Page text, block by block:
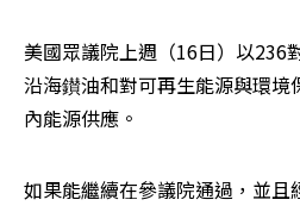
美國眾議院上週（16日）以236
沿海鑚油和對可再生能源與環境
內能源供應。
如果能繼續在參議院通過，並